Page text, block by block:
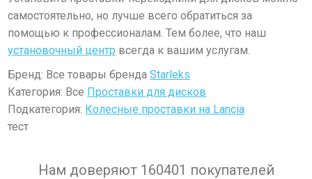
самостоятельно, но лучше всего обратиться за
помощью к профессионалам. Тем более, что наш
установочный центр всегда к вашим услугам.
Бренд: Все товары брендаStarleks
Категория: Все Проставки для дисков
Подкатегория: Колесные проставки на Lancia
тест
Нам доверяют 160401 покупателей